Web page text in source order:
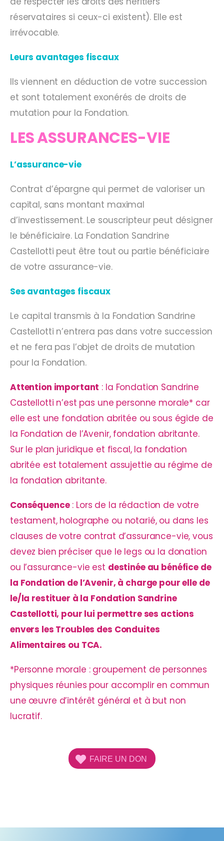
réservataires si ceux-ci existent). Elle est
irrévocable.
Leurs avantages fiscaux
Ils viennent en déduction de votre succession
et sont totalement exonérés de droits de
mutation pour la Fondation.
LES ASSURANCES-VIE
L’assurance-vie
Contrat d’épargne qui permet de valoriser un
capital, sans montant maximal
d’investissement. Le souscripteur peut désigner
le bénéficiaire. La Fondation Sandrine
Castellotti peut être tout ou partie bénéficiaire
de votre assurance-vie.
Ses avantages fiscaux
Le capital transmis à la Fondation Sandrine
Castellotti n’entrera pas dans votre succession
et ne fera pas l’objet de droits de mutation
pour la Fondation.
Attention important : la Fondation Sandrine
Castellotti n’est pas une personne morale* car
elle est une fondation abritée ou sous égide de
la Fondation de l’Avenir, fondation abritante.
Sur le plan juridique et fiscal, la fondation
abritée est totalement assujettie au régime de
la fondation abritante.
Conséquence: Lors de la rédaction de votre
testament, holographe ou notarié, ou dans les
clauses de votre contrat d’assurance-vie, vous
devez bien préciser que le legs ou la donation
ou l’assurance-vie est destinée au bénéfice de
la Fondation de l’Avenir, à charge pour elle de
le/la restituer à la Fondation Sandrine
Castellotti, pour lui permettre ses actions
envers les Troubles des Conduites
Alimentaires ou TCA.
*Personne morale : groupement de personnes
physiques réunies pour accomplir en commun
une œuvre d’intérêt général et à but non
lucratif.
FAIRE UN DON